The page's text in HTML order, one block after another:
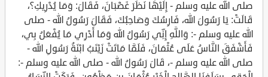
صلى الله عليه وسلم - إِلَيْهَا نَظَرَ غَضْبَانَ، فَقَالَ: وَمَا يُدْرِيكِ؟،
قَالَتْ: يَا رَسُولَ الله، فَارِسُكَ وَصَاحِبُكَ، فَقَالَ رَسُولُ الله - صلى
الله عليه وسلم -: وَاللَّهِ إِنِّي رَسُولُ الله وَمَا أَدْرِي مَا يُفْعَلُ بِي،
فَأَشْفَقَ النَّاسُ عَلَى عُثْمَانَ، فَلَمَّا مَاتَتْ زَيْنَبُ ابْنَةُ رَسُولِ الله -
صلى الله عليه وسلم -، قَالَ رَسُولُ الله - صلى الله عليه وسلم -: